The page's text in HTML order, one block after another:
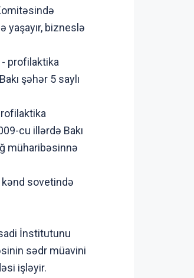
yaşayır, bizneslə
profilaktika
şəhər 5 saylı
cu illərdə Bakı
müharibəsinnə
kənd sovetində
İnstitutunu
sədr müavini
işləyir.